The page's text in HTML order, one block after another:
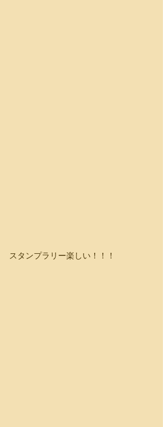
スタンプラリー楽しい！！！